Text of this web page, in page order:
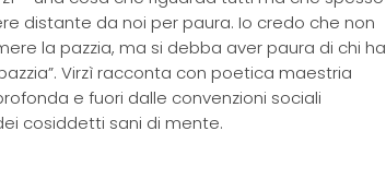
distante da noi per paura. Io credo che non
la pazzia, ma si debba aver paura di chi ha
Virzì racconta con poetica maestria
e fuori dalle convenzioni sociali
cosiddetti sani di mente.